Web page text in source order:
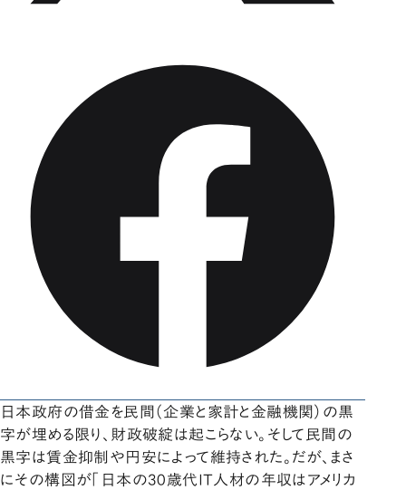
日本政府の借金を民間（企業と家計と金融機関）の黒
字が埋める限り、財政破綻は起こらない。そして民間の
黒字は賃金抑制や円安によって維持された。だが、まさ
にその構図が「日本の30歳代IT人材の年収はアメリカ